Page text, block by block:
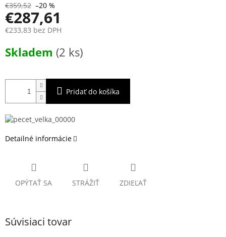
€359,52 –20 %
€287,61
€233,83 bez DPH
cena:
Skladem (2 ks)
Pridať do košíka
Detailné informácie
OPÝTAŤ SA STRÁŽIŤ ZDIEĽAŤ
Súvisiaci tovar